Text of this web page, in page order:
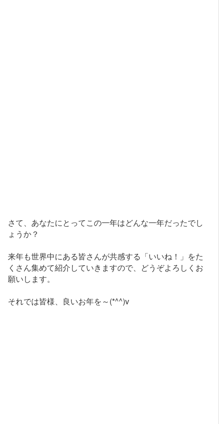
さて、あなたにとってこの一年はどんな一年だったでし
ょうか？
来年も世界中にある皆さんが共感する「いいね！」をた
くさん集めて紹介していきますので、どうぞよろしくお
願いします。
それでは皆様、良いお年を～(*^^)v